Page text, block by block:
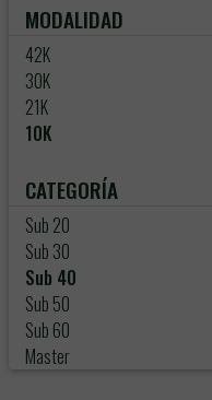
MODALIDAD
42K
30K
21K
10K
CATEGORÍA
Sub 20
Sub 30
Sub 40
Sub 50
Sub 60
Master